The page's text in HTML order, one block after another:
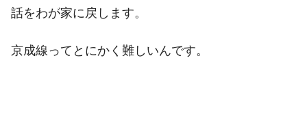
話をわが家に戻します。
京成線ってとにかく難しいんです。